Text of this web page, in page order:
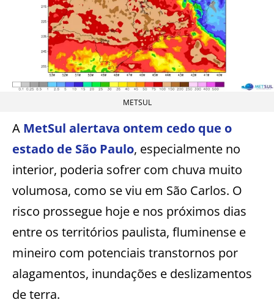
METSUL
A MetSul alertava ontem cedo que o
estado de São Paulo, especialmente no
interior, poderia sofrer com chuva muito
volumosa, como se viu em São Carlos. O
risco prossegue hoje e nos próximos dias
entre os territórios paulista, fluminense e
mineiro com potenciais transtornos por
alagamentos, inundações e deslizamentos
de terra.